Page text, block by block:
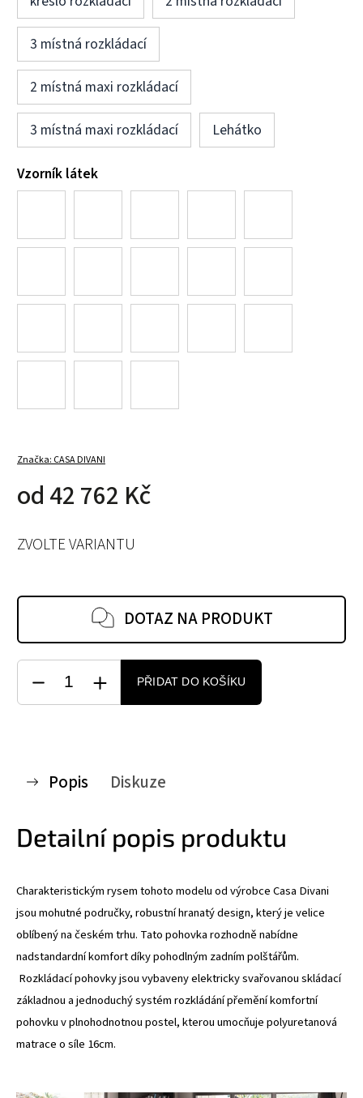
3 místná rozkládací
2 místná maxi rozkládací
3 místná maxi rozkládací Lehátko
Vzorník látek
Značka: CASA DIVANI
od42 762 Kč
ZVOLTE VARIANTU
DOTAZ NA PRODUKT
PŘIDAT DO KOŠÍKU
Popis Diskuze
Detailní popis produktu
Charakteristickým rysem tohoto modelu od výrobce Casa Divani
jsou mohutné područky, robustní hranatý design, který je velice
oblíbený na českém trhu. Tato pohovka rozhodně nabídne
nadstandardní komfort díky pohodlným zadním polštářům.
Rozkládací pohovky jsou vybaveny elektricky svařovanou skládací
základnou a jednoduchý systém rozkládání přemění komfortní
pohovku v plnohodnotnou postel, kterou umocňuje polyuretanová
matrace o síle 16cm.